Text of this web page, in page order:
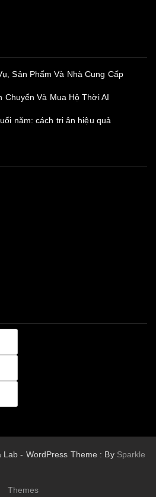
Sản Phẩm Và Nhà Cung Cấp
Chuyển Và Mua Hộ Thời AI
năm: cách tri ân hiệu quả
- WordPress Theme : By Sparkle
Themes